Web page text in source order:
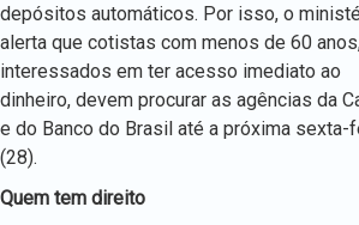
depósitos automáticos. Por isso, o
alerta que cotistas com menos de 60
interessados em ter acesso imediato ao
dinheiro, devem procurar as agências da
e do Banco do Brasil até a próxima sexta-
(28).
Quem tem direito